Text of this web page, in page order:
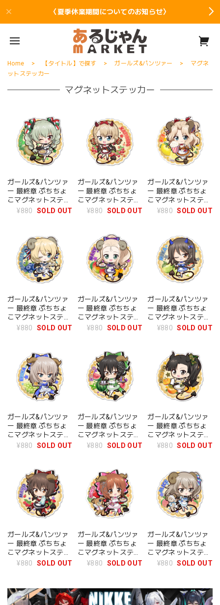
〈夏季休業期間についてのお知らせ〉
Home 【タイトル】で探す ガールズ&パンツァー
マグネ
ットステッカー
マグネットステッカー
ガールズ&パンツァ
ー 最終章 ぷちちょ
こマグネットステッ
カー【アンチョビ】
¥880 SOLD OUT
ガールズ&パンツァ
ー 最終章 ぷちちょ
こマグネットステッ
カー【カチューシ
¥880 SOLD OUT
ガールズ&パンツァ
ー 最終章 ぷちちょ
こマグネットステッ
カー【ケイ】小悪魔
¥880 SOLD OUT
ガールズ&パンツァ
ー 最終章 ぷちちょ
こマグネットステッ
カー【ダージリン】
¥880 SOLD OUT
ガールズ&パンツァ
ー 最終章 ぷちちょ
こマグネットステッ
カー【マリー】小悪
¥880 SOLD OUT
ガールズ&パンツァ
ー 最終章 ぷちちょ
こマグネットステッ
カー【ミカ】小悪魔
¥880 SOLD OUT
ガールズ&パンツァ
ー 最終章 ぷちちょ
こマグネットステッ
カー【逸見エリカ】
¥880 SOLD OUT
ガールズ&パンツァ
ー 最終章 ぷちちょ
こマグネットステッ
カー【河嶋桃】小悪
¥880 SOLD OUT
ガールズ&パンツァ
ー 最終章 ぷちちょ
こマグネットステッ
カー【西絹代】小悪
¥880 SOLD OUT
ガールズ&パンツァ
ー 最終章 ぷちちょ
こマグネットステッ
カー【西住まほ】小
¥880 SOLD OUT
ガールズ&パンツァ
ー 最終章 ぷちちょ
こマグネットステッ
カー【西住みほ】小
¥880 SOLD OUT
ガールズ&パンツァ
ー 最終章 ぷちちょ
こマグネットステッ
カー【島田愛里寿】
¥880 SOLD OUT